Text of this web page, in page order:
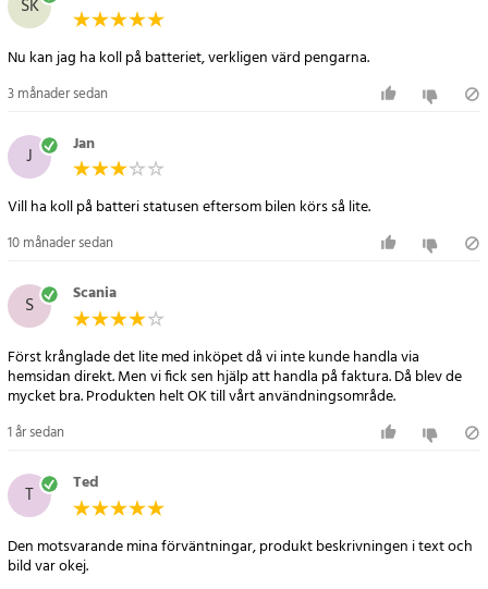
inga extra inställningar behövs.
Specifikation
- Modell: VST-706
- USB-utgång: 5V / 2.1A
- Driftspänning: 12V / 24V
- Display: Digital LCD
- Färgindikatorer: Blå & röd, grön & röd, röd
- Storlek: 76 × 47 mm
- Anslutning: Cigarettändaruttag
Artikelnummer:80970
SK
Nu kan jag ha koll på batteriet, verkligen värd pengarna.
3 månader sedan
J Jan
Vill ha koll på batteri statusen eftersom bilen körs så lite.
10 månader sedan
S Scania
Först krånglade det lite med inköpet då vi inte kunde handla via
hemsidan direkt. Men vi fick sen hjälp att handla på faktura. Då blev de
mycket bra. Produkten helt OK till vårt användningsområde.
1 år sedan
T Ted
Den motsvarande mina förväntningar, produkt beskrivningen i text och
bild var okej.